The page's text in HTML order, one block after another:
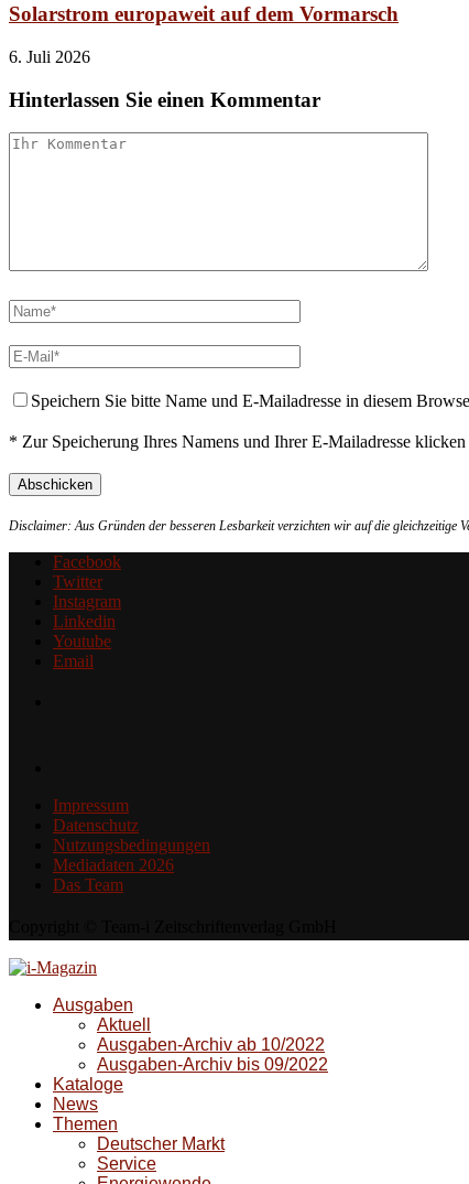
Solarstrom europaweit auf dem Vormarsch
6. Juli 2026
Hinterlassen Sie einen Kommentar
Speichern Sie bitte Name und E-Mailadresse in diesem
* Zur Speicherung Ihres Namens und Ihrer E-Mailadresse
Disclaimer: Aus Gründen der besseren Lesbarkeit verzichten wir auf die gleichzeitige
Facebook
Twitter
Instagram
Linkedin
Youtube
Email
Impressum
Datenschutz
Nutzungsbedingungen
Mediadaten 2026
Das Team
Ausgaben
Aktuell
Ausgaben-Archiv ab 10/2022
Ausgaben-Archiv bis 09/2022
Kataloge
News
Themen
Deutscher Markt
Service